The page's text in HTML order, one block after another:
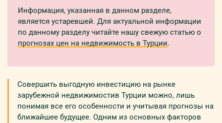
Информация, указанная в данном разделе,
является устаревшей. Для актуальной информации
по данному разделу читайте нашу свежую статью о
прогнозах цен на недвижимость в Турции.
Совершить выгодную инвестицию на рынке
зарубежной недвижимостив Турции можно, лишь
понимая все его особенности и учитывая прогнозы на
ближайшее будущее. Одним из основных факторов